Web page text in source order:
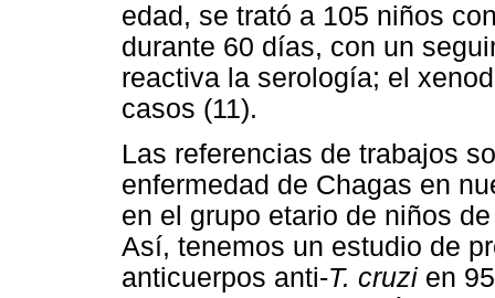
edad, se trató a 105 niños
durante 60 días, con un
reactiva la serología; el
casos (11).
Las referencias de trabajos
enfermedad de Chagas en
en el grupo etario de niños
Así, tenemos un estudio de
anticuerpos anti-T. cruzi en